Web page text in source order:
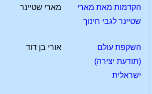
הקדמות מאת מארי
שטיינר לגבי חינוך
מארי שטיינר
השקפת עולם
(תודעת יצירה)
ישראלית
אורי בן דוד